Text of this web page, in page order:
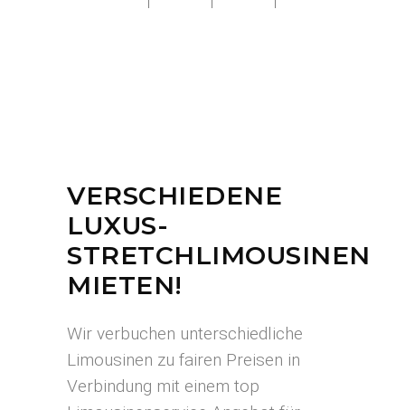
VERSCHIEDENE
LUXUS-
STRETCHLIMOUSINEN
MIETEN!
Wir verbuchen unterschiedliche
Limousinen zu fairen Preisen in
Verbindung mit einem top